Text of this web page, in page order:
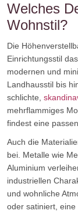
Welches
Wohnstil?
Die
Einrichtungsstil
modernen und
Landhausstil bis
schlichte,
mehrflammiges
findest eine
Auch die
bei. Metalle wie
Aluminium
industriellen
und wohnliche
oder satiniert,